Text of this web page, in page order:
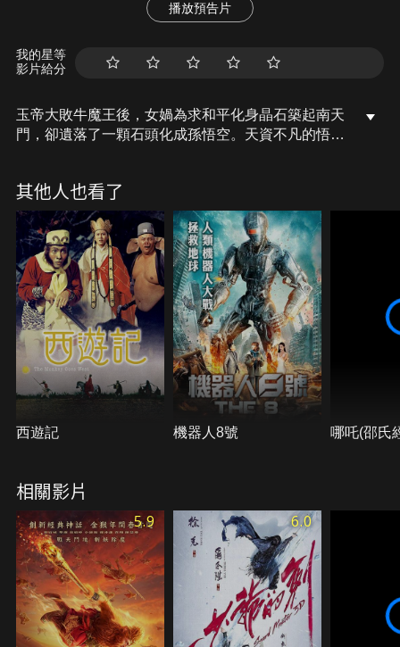
播放預告片
我的星等
影片給分
玉帝大敗牛魔王後，女媧為求和平化身晶石築起南天
門，卻遺落了一顆石頭化成孫悟空。天資不凡的悟空
魔王為重返天界，用計煽動孫悟空大鬧天庭，使玉帝
不得不率領二郎神等眾仙迎戰，天庭再度陷入混亂之
中…
其他人也看了
西遊記 機器人8號 哪吒(邵氏
相關影片
5.9 6.0